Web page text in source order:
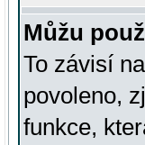
Můžu
To závisí
povoleno,
funkce,